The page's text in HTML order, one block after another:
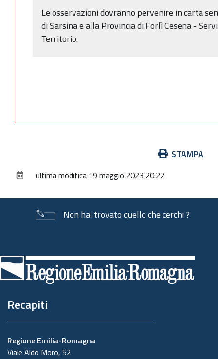
Le osservazioni dovranno pervenire in carta
di Sarsina e alla Provincia di Forlì Cesena -
Territorio.
documento
STAMPA
ultima modifica 19 maggio 2023 20:22
Non hai trovato quello che cerchi ?
di
pagina
Recapiti
Regione Emilia-Romagna
Viale Aldo Moro, 52